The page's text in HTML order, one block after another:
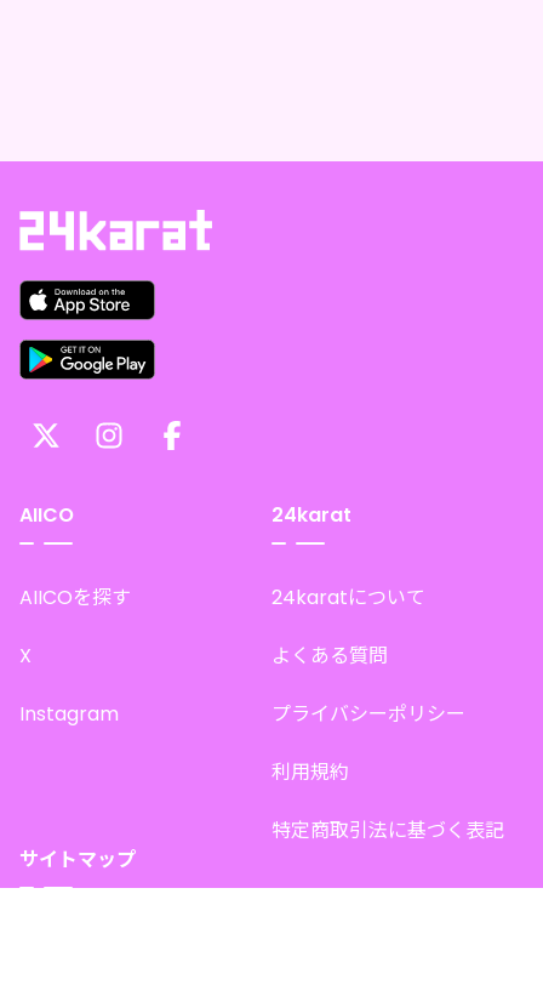
AIICO
AIICOを探す
X
Instagram
24karat
24karatについて
よくある質問
プライバシーポリシー
利用規約
特定商取引法に基づく表記
サイトマップ